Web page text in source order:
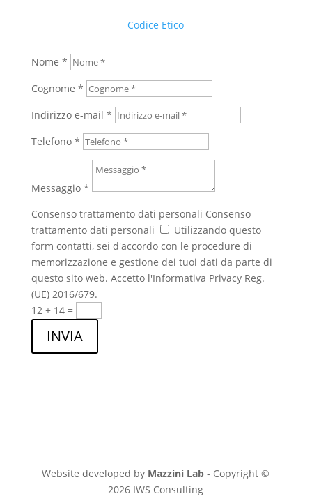
Codice Etico
Nome *
Cognome *
Indirizzo e-mail *
Telefono *
Messaggio *
Consenso trattamento dati personali Consenso
trattamento dati personali
Utilizzando questo
form contatti, sei d'accordo con le procedure di
memorizzazione e gestione dei tuoi dati da parte di
questo sito web. Accetto l'Informativa Privacy Reg.
(UE) 2016/679.
12 + 14=
INVIA
Website developed by Mazzini Lab - Copyright ©
2026 IWS Consulting